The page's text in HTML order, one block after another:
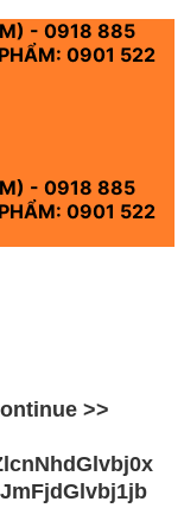
- 0918 885
0901 522
- 0918 885
0901 522
>>